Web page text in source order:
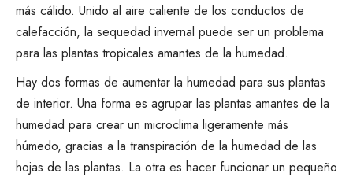
más cálido. Unido al aire caliente de los conductos de
calefacción, la sequedad invernal puede ser un problema
para las plantas tropicales amantes de la humedad.
Hay dos formas de aumentar la humedad para sus plantas
de interior. Una forma es agrupar las plantas amantes de la
humedad para crear un microclima ligeramente más
húmedo, gracias a la transpiración de la humedad de las
hojas de las plantas. La otra es hacer funcionar un pequeño